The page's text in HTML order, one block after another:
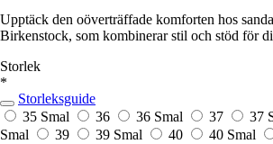
Upptäck den oöverträffade komforten hos
Birkenstock, som kombinerar stil och stöd för
Storlek
*
Storleksguide
35 Smal
36 36 Smal 37 37
Smal
39 39 Smal 40 40 Smal